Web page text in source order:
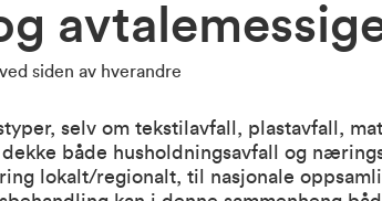
selv om tekstilavfall, plastavfall,
både husholdningsavfall og
lokalt/regionalt, til nasjonale